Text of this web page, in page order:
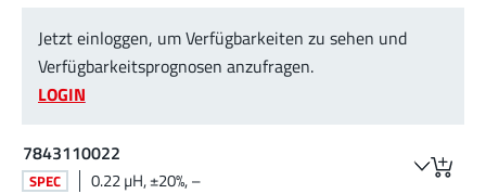
Jetzt einloggen, um Verfügbarkeiten zu sehen und
Verfügbarkeitsprognosen anzufragen.
LOGIN
7843110022
SPEC 0.22 µH, ±20%, –